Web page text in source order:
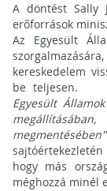
A döntést Sally
erőforrások
Az Egyesült
kereskedelem
be teljesen.
Egyesült
hogy más
méghozzá minél